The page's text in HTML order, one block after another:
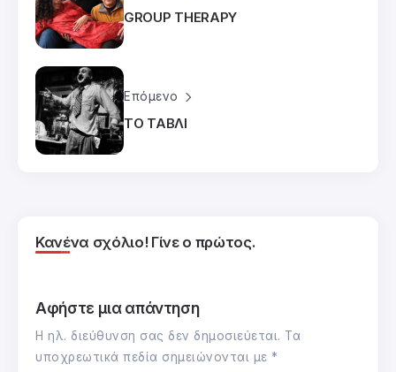
GROUP THERAPY
Επόμενο
ΤΟ ΤΑΒΛΙ
Κανένα σχόλιο! Γίνε ο πρώτος.
Αφήστε μια απάντηση
Η ηλ. διεύθυνση σας δεν δημοσιεύεται. Τα
υποχρεωτικά πεδία σημειώνονται με *